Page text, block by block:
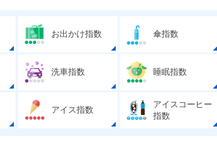
お出かけ指数 傘指数
洗車指数 睡眠指数
アイス指数
アイスコーヒー
指数